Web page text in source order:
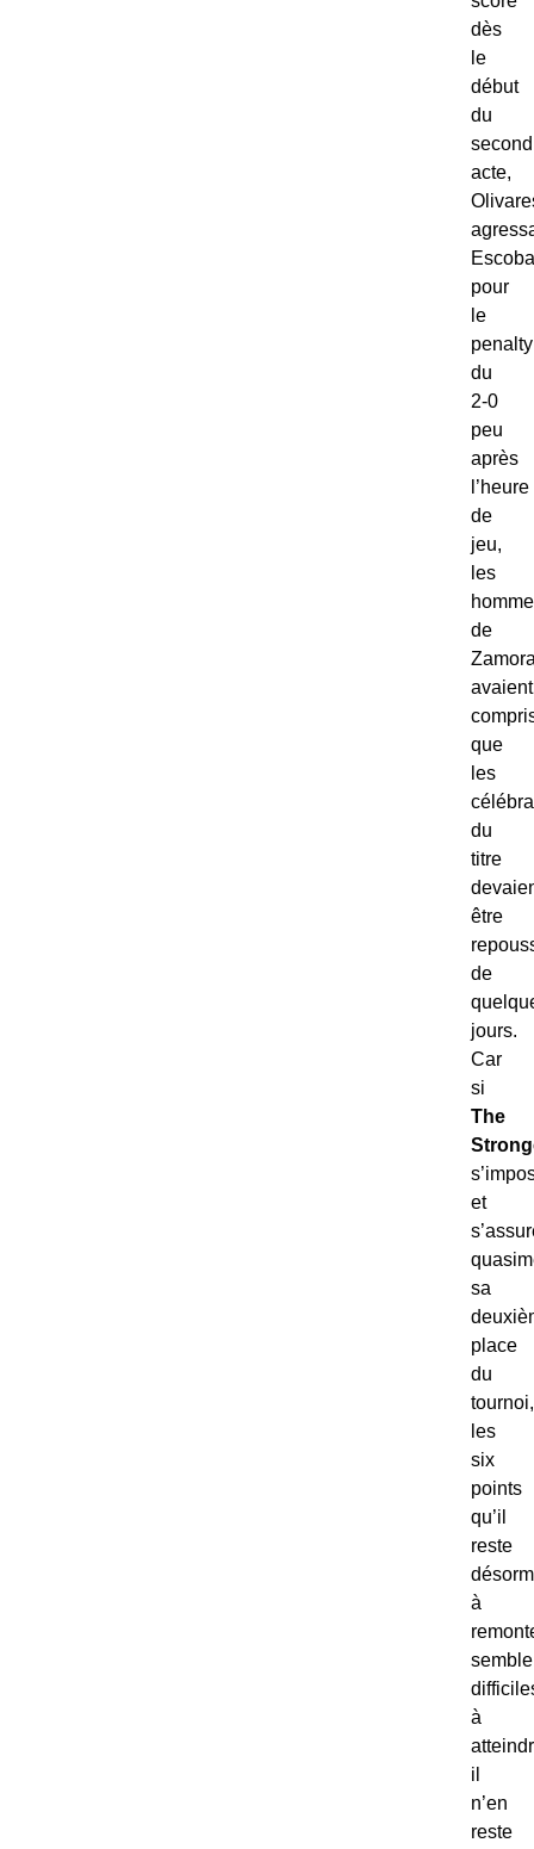
dès
le
début
du
second
acte,
pour
le
penalty
du
2-0
peu
après
l’heure
de
jeu,
les
de
avaient
que
les
du
titre
être
de
jours.
Car
si
The
et
sa
place
du
tournoi,
les
six
points
qu’il
reste
à
à
il
n’en
reste